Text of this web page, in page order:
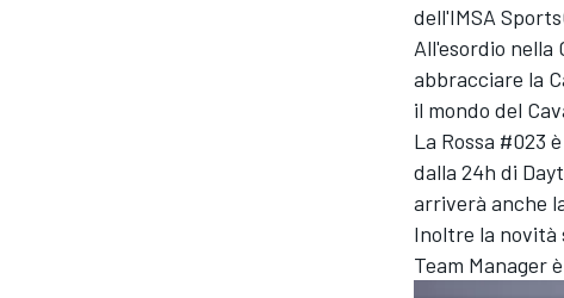
dell'IMSA
All'esordio nella
abbracciare la
il mondo del
La Rossa #023
dalla 24h di
arriverà anche
Inoltre la novità
Team Manager